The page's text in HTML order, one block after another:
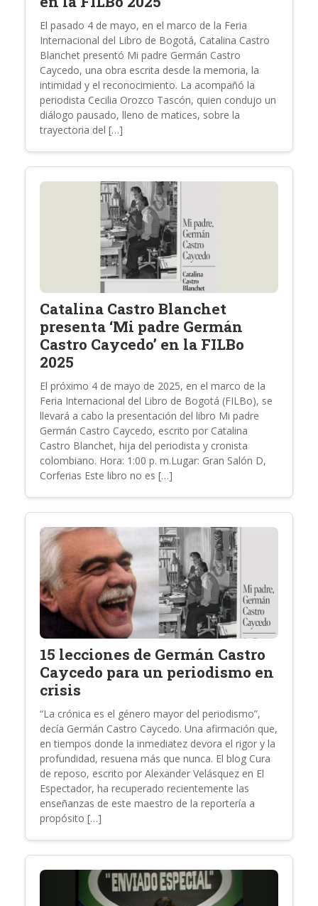
El pasado 4 de mayo, en el marco de la Feria
Internacional del Libro de Bogotá, Catalina Castro
Blanchet presentó Mi padre Germán Castro
Caycedo, una obra escrita desde la memoria, la
intimidad y el reconocimiento. La acompañó la
periodista Cecilia Orozco Tascón, quien condujo un
diálogo pausado, lleno de matices, sobre la
trayectoria del […]
Catalina Castro Blanchet
presenta ‘Mi padre Germán
Castro Caycedo’ en la FILBo
2025
El próximo 4 de mayo de 2025, en el marco de la
Feria Internacional del Libro de Bogotá (FILBo), se
llevará a cabo la presentación del libro Mi padre
Germán Castro Caycedo, escrito por Catalina
Castro Blanchet, hija del periodista y cronista
colombiano. Hora: 1:00 p. m.Lugar: Gran Salón D,
Corferias Este libro no es […]
15 lecciones de Germán Castro
Caycedo para un periodismo en
crisis
“La crónica es el género mayor del periodismo”,
decía Germán Castro Caycedo. Una afirmación que,
en tiempos donde la inmediatez devora el rigor y la
profundidad, resuena más que nunca. El blog Cura
de reposo, escrito por Alexander Velásquez en El
Espectador, ha recuperado recientemente las
enseñanzas de este maestro de la reportería a
propósito […]